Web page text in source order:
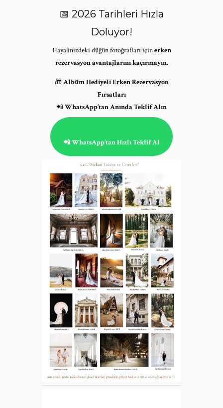
📅 2026 Tarihleri Hızla
Doluyor!
Hayalinizdeki düğün fotoğrafları içinerken
rezervasyon avantajlarını kaçırmayın.
🎁Albüm Hediyeli Erken Rezervasyon
Fırsatları
📲WhatsApp’tan Anında Teklif Alın
📲 WhatsApp’tan Hızlı Teklif Al